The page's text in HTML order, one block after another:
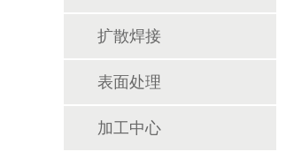
扩散焊接
表面处理
加工中心